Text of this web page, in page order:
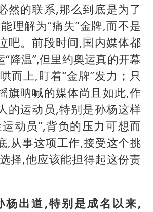
然的联系,那么到底是为了
理解为“痛失”金牌,而不是
吧。前段时间,国内媒体都
“降温”,但里约奥运真的开幕
而上,盯着“金牌”发力；只
旗呐喊的媒体尚且如此,作
的运动员,特别是孙杨这样
动员”,背负的压力可想而
,从事这项工作,接受这个挑
择,他应该能担得起这份责
杨出道,特别是成名以来,